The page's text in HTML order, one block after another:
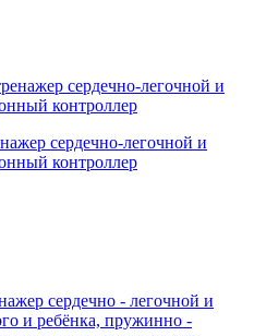
сердечно-легочной и
контроллер